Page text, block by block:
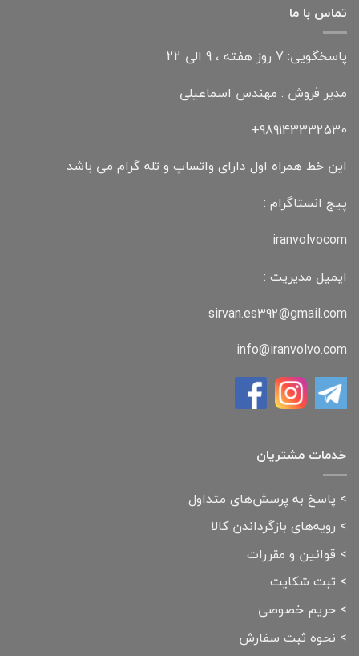
تماس با ما
پاسخگویی: 7 روز هفته ، 9 الی 22
مدیر فروش : مهندس اسماعیلی
989143332530+
این خط همراه اول دارای واتساپ و تله گرام می باشد
پیج انستاگرام :
iranvolvocom
ایمیل مدیریت :
sirvan.es392@gmail.com
info@iranvolvo.com
خدمات مشتریان
> پاسخ به پرسش‌های متداول
> رویه‌های بازگرداندن کالا
> قوانین و مقررات
> ثبت شکایت
> حریم خصوصی
> نحوه ثبت سفارش